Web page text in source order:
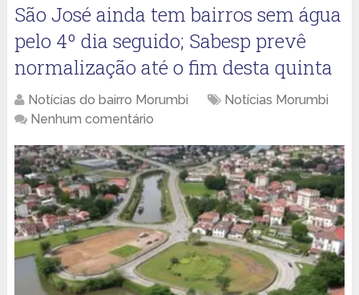
São José ainda tem bairros sem água
pelo 4º dia seguido; Sabesp prevê
normalização até o fim desta quinta
Notícias do bairro Morumbi
Notícias Morumbi
Nenhum comentário